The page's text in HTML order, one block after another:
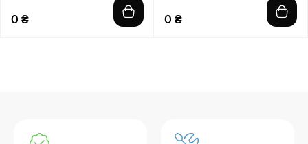
0 ₴ 0 ₴